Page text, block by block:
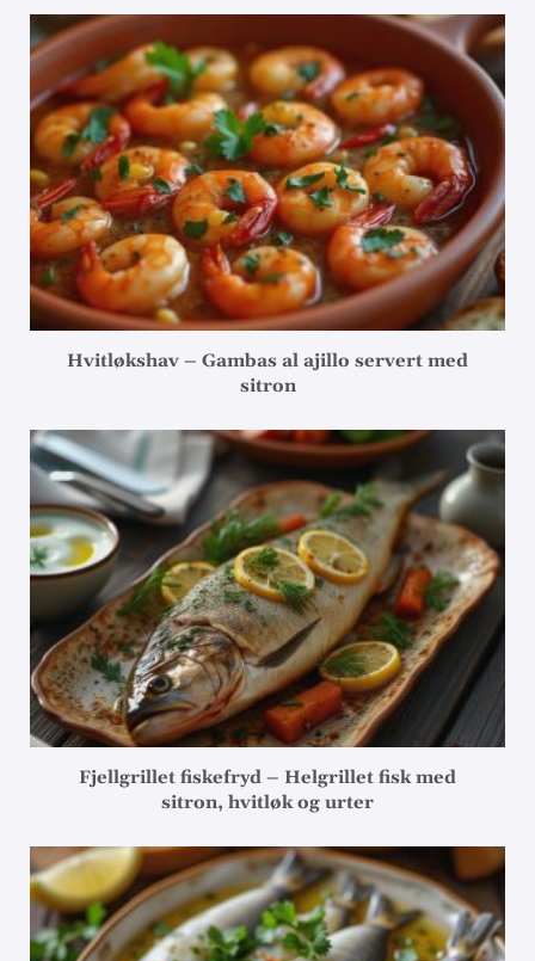
Hvitløkshav – Gambas al ajillo servert med
sitron
Fjellgrillet fiskefryd – Helgrillet fisk med
sitron, hvitløk og urter